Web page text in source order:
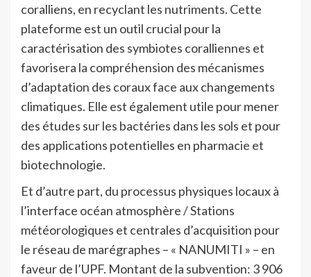
coralliens, en recyclant les nutriments. Cette
plateforme est un outil crucial pour la
caractérisation des symbiotes coralliennes et
favorisera la compréhension des mécanismes
d’adaptation des coraux face aux changements
climatiques. Elle est également utile pour mener
des études sur les bactéries dans les sols et pour
des applications potentielles en pharmacie et
biotechnologie.
Et d’autre part, du processus physiques locaux à
l’interface océan atmosphère / Stations
météorologiques et centrales d’acquisition pour
le réseau de marégraphes – « NANUMITI » – en
faveur de l’UPF. Montant de la subvention: 3 906